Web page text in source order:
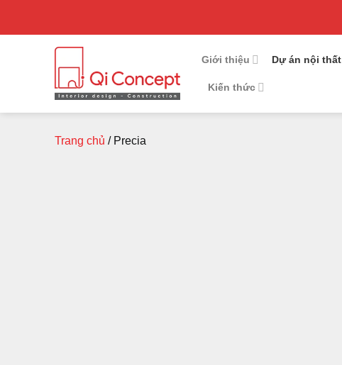
Giới thiệu Dự án nội thất
Kiến thức
Trang chủ / Precia